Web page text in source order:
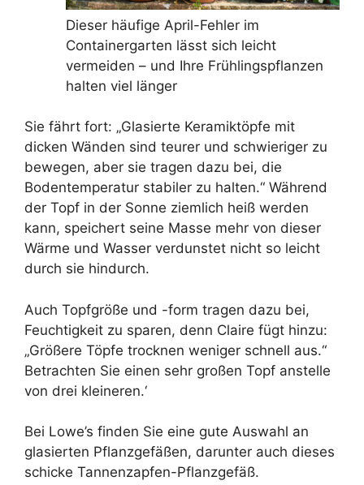
Dieser häufige April-Fehler im
Containergarten lässt sich leicht
vermeiden – und Ihre Frühlingspflanzen
halten viel länger
Sie fährt fort: „Glasierte Keramiktöpfe mit
dicken Wänden sind teurer und schwieriger zu
bewegen, aber sie tragen dazu bei, die
Bodentemperatur stabiler zu halten.“ Während
der Topf in der Sonne ziemlich heiß werden
kann, speichert seine Masse mehr von dieser
Wärme und Wasser verdunstet nicht so leicht
durch sie hindurch.
Auch Topfgröße und -form tragen dazu bei,
Feuchtigkeit zu sparen, denn Claire fügt hinzu:
„Größere Töpfe trocknen weniger schnell aus.“
Betrachten Sie einen sehr großen Topf anstelle
von drei kleineren.‘
Bei Lowe’s finden Sie eine gute Auswahl an
glasierten Pflanzgefäßen, darunter auch dieses
schicke Tannenzapfen-Pflanzgefäß.